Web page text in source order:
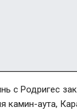
с Родригес
камин-аута,